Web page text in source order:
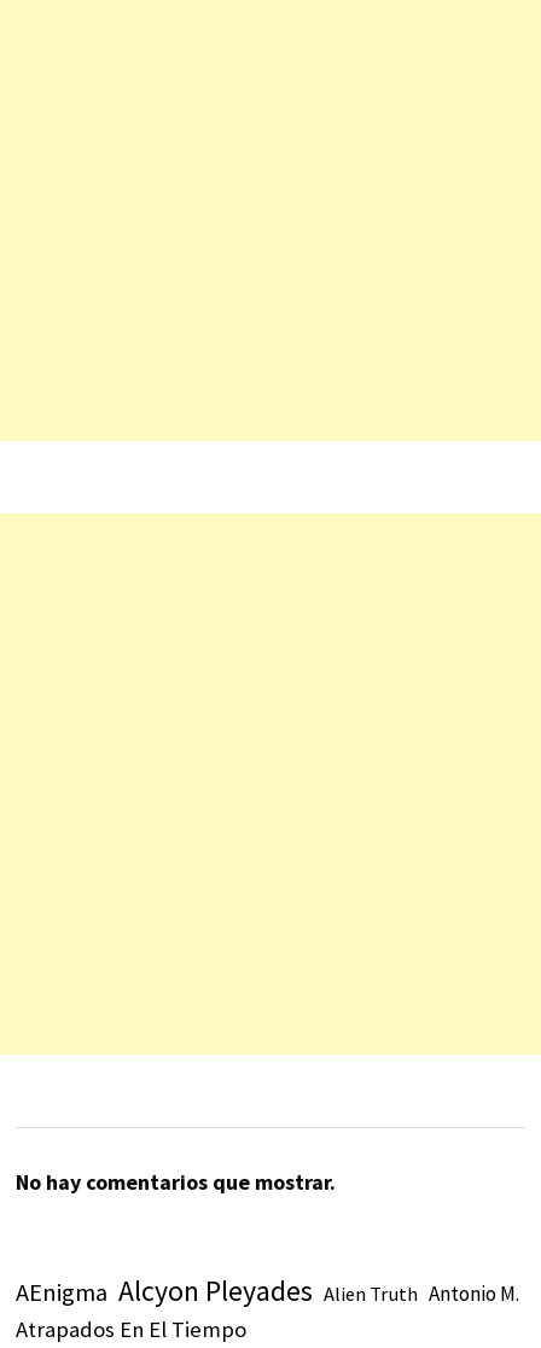
No hay comentarios que mostrar.
AEnigma Alcyon Pleyades Alien Truth Antonio M.
Atrapados En El Tiempo